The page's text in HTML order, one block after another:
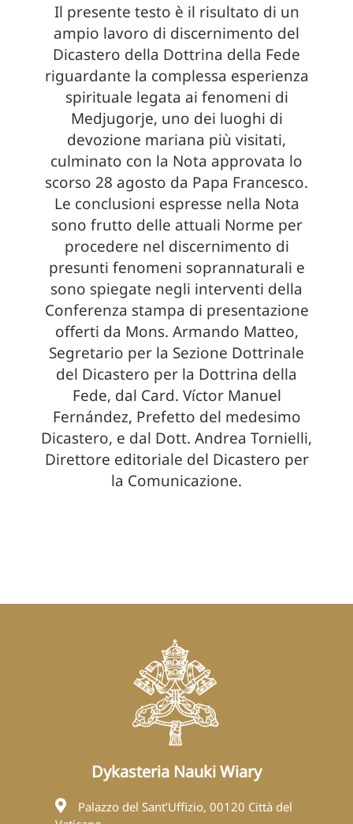
Il presente testo è il risultato di un
ampio lavoro di discernimento del
Dicastero della Dottrina della Fede
riguardante la complessa esperienza
spirituale legata ai fenomeni di
Medjugorje, uno dei luoghi di
devozione mariana più visitati,
culminato con la Nota approvata lo
scorso 28 agosto da Papa Francesco.
Le conclusioni espresse nella Nota
sono frutto delle attuali Norme per
procedere nel discernimento di
presunti fenomeni soprannaturali e
sono spiegate negli interventi della
Conferenza stampa di presentazione
offerti da Mons. Armando Matteo,
Segretario per la Sezione Dottrinale
del Dicastero per la Dottrina della
Fede, dal Card. Víctor Manuel
Fernández, Prefetto del medesimo
Dicastero, e dal Dott. Andrea Tornielli,
Direttore editoriale del Dicastero per
la Comunicazione.
Dykasteria Nauki Wiary
Palazzo del Sant’Uffizio, 00120 Città del